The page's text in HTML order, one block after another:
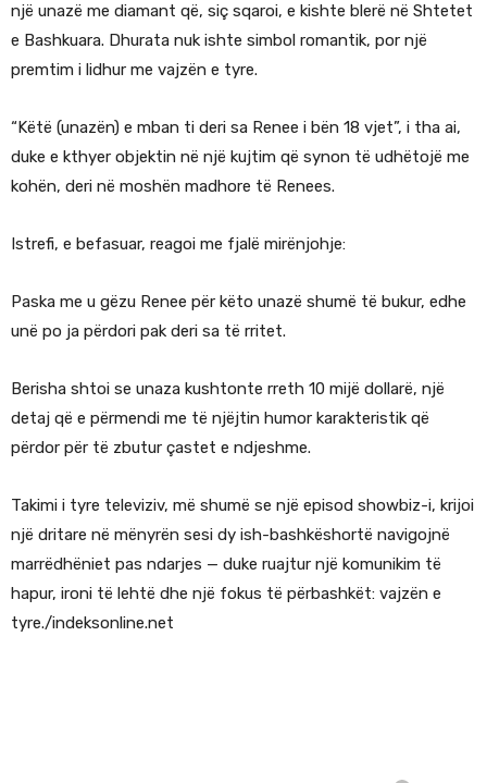
një unazë me diamant që, siç sqaroi, e kishte blerë në Shtetet
e Bashkuara. Dhurata nuk ishte simbol romantik, por një
premtim i lidhur me vajzën e tyre.
“Këtë (unazën) e mban ti deri sa Renee i bën 18 vjet”, i tha ai,
duke e kthyer objektin në një kujtim që synon të udhëtojë me
kohën, deri në moshën madhore të Renees.
Istrefi, e befasuar, reagoi me fjalë mirënjohje:
Paska me u gëzu Renee për këto unazë shumë të bukur, edhe
unë po ja përdori pak deri sa të rritet.
Berisha shtoi se unaza kushtonte rreth 10 mijë dollarë, një
detaj që e përmendi me të njëjtin humor karakteristik që
përdor për të zbutur çastet e ndjeshme.
Takimi i tyre televiziv, më shumë se një episod showbiz-i, krijoi
një dritare në mënyrën sesi dy ish-bashkëshortë navigojnë
marrëdhëniet pas ndarjes — duke ruajtur një komunikim të
hapur, ironi të lehtë dhe një fokus të përbashkët: vajzën e
tyre./indeksonline.net